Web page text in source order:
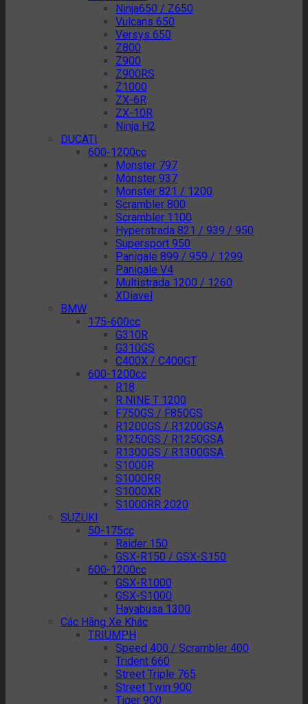
Ninja650 / Z650
Vulcans 650
Versys 650
Z800
Z900
Z900RS
Z1000
ZX-6R
ZX-10R
Ninja H2
DUCATI
600-1200cc
Monster 797
Monster 937
Monster 821 / 1200
Scrambler 800
Scrambler 1100
Hyperstrada 821 / 939 / 950
Supersport 950
Panigale 899 / 959 / 1299
Panigale V4
Multistrada 1200 / 1260
XDiavel
BMW
175-600cc
G310R
G310GS
C400X / C400GT
600-1200cc
R18
R NINE T 1200
F750GS / F850GS
R1200GS / R1200GSA
R1250GS / R1250GSA
R1300GS / R1300GSA
S1000R
S1000RR
S1000XR
S1000RR 2020
SUZUKI
50-175cc
Raider 150
GSX-R150 / GSX-S150
600-1200cc
GSX-R1000
GSX-S1000
Hayabusa 1300
Các Hãng Xe Khác
TRIUMPH
Speed 400 / Scrambler 400
Trident 660
Street Triple 765
Street Twin 900
Tiger 900